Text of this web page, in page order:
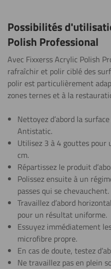
Possibilités
Polish Professional
Avec Fixxerss Acrylic Polish
rafraîchir et polir ciblé des
polir est particulièrement
zones ternes et à la
Nettoyez d’abord la
Antistatic.
Utilisez 3 à 4 gouttes pour
cm.
Répartissez le produit
Polissez ensuite à un
passes qui se chevauchent.
Travaillez d’abord
pour un résultat uniforme.
Essuyez immédiatement
microfibre propre.
En cas de doute, testez
Ne travaillez pas en plein